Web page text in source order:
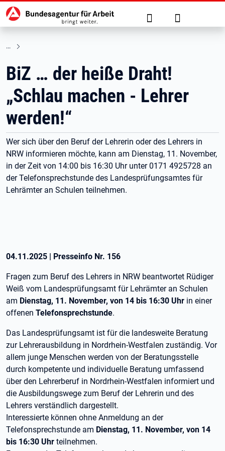
zu den Hauptinhalten springen
Hauptnavigation Suche Anmelden
BiZ … der heiße Draht!
„Schlau machen - Lehrer
werden!“
Wer sich über den Beruf der Lehrerin oder des Lehrers in
NRW informieren möchte, kann am Dienstag, 11. November,
in der Zeit von 14:00 bis 16:30 Uhr unter 0171 4925728 an
der Telefonsprechstunde des Landesprüfungsamtes für
Lehrämter an Schulen teilnehmen.
04.11.2025 | Presseinfo Nr. 156
Fragen zum Beruf des Lehrers in NRW beantwortet Rüdiger
Weiß vom Landesprüfungsamt für Lehrämter an Schulen
am Dienstag, 11. November, von 14 bis 16:30 Uhr in einer
offenen Telefonsprechstunde.
Das Landesprüfungsamt ist für die landesweite Beratung
zur Lehrerausbildung in Nordrhein-Westfalen zuständig. Vor
allem junge Menschen werden von der Beratungsstelle
durch kompetente und individuelle Beratung umfassend
über den Lehrerberuf in Nordrhein-Westfalen informiert und
die Ausbildungswege zum Beruf der Lehrerin und des
Lehrers verständlich dargestellt.
Interessierte können ohne Anmeldung an der
Telefonsprechstunde am Dienstag, 11. November, von 14
bis 16:30 Uhr teilnehmen.